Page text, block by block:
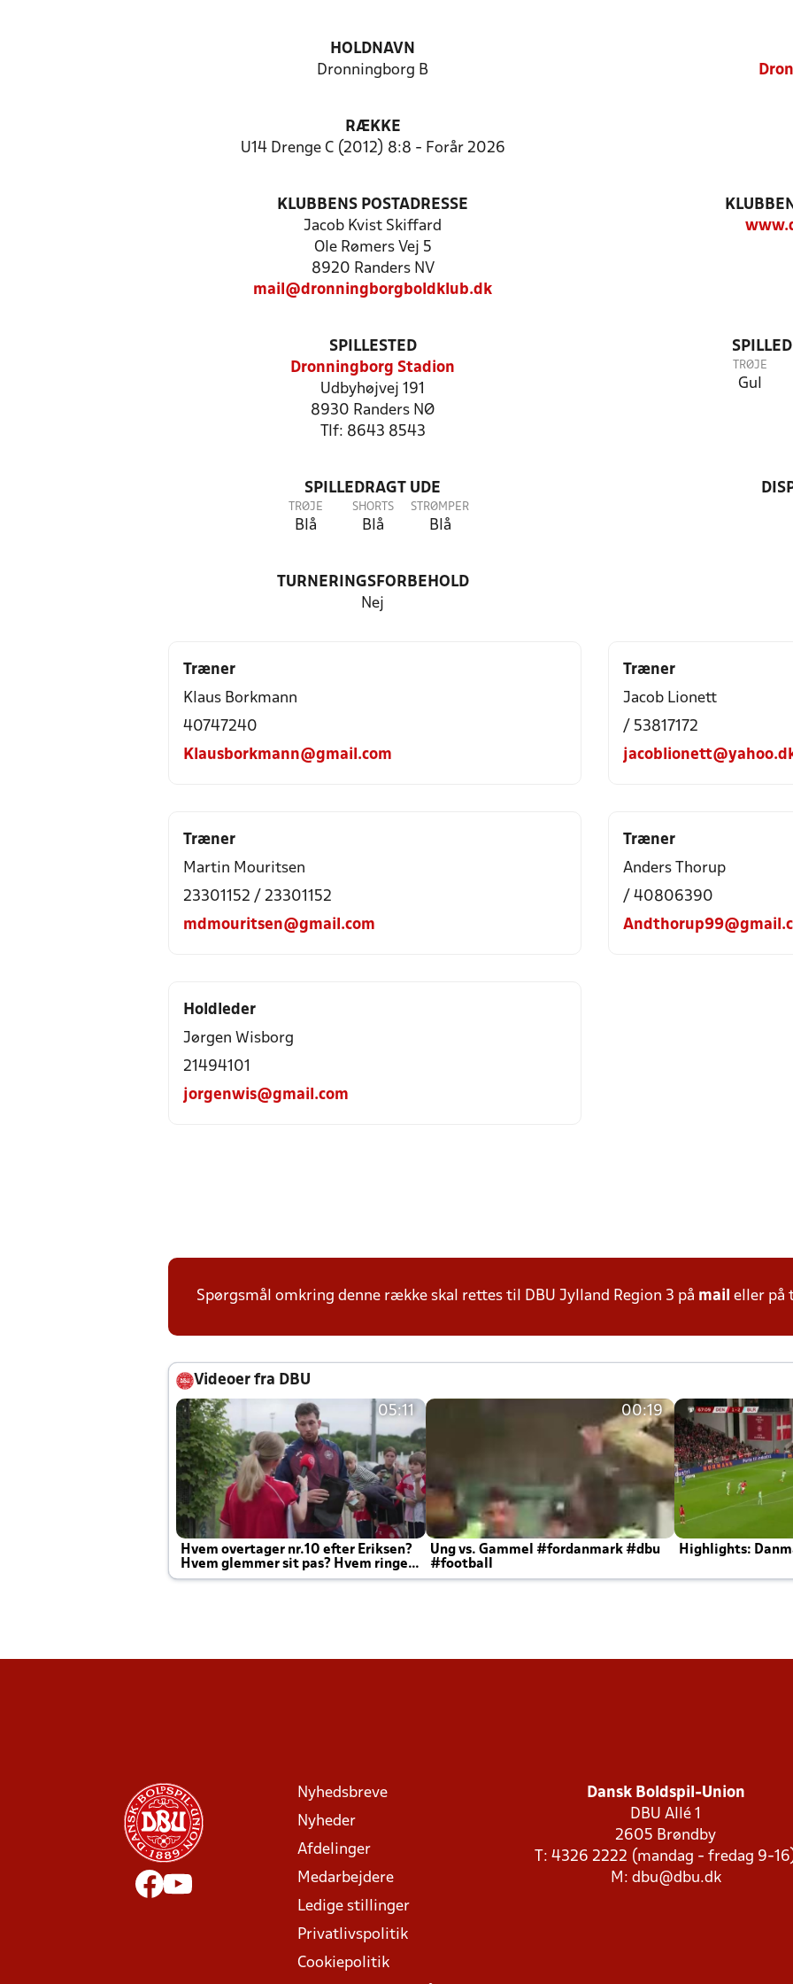
HOLDNAVN
Dronningborg B
RÆKKE
U14 Drenge C (2012) 8:8 - Forår 2026
KLUBBENS POSTADRESSE
Jacob Kvist Skiffard
Ole Rømers Vej 5
8920 Randers NV
mail@dronningborgboldklub.dk
SPILLESTED
Dronningborg Stadion
Udbyhøjvej 191
8930 Randers NØ
Tlf: 8643 8543
TRØJE
Gul
SPILLEDRAGT UDE
TRØJE
Blå
SHORTS
Blå
STRØMPER
Blå
TURNERINGSFORBEHOLD
Nej
Træner
Klaus Borkmann
40747240
Klausborkmann@gmail.com
Træner
Jacob Lionett
/ 53817172
Træner
Martin Mouritsen
23301152 / 23301152
mdmouritsen@gmail.com
Træner
Anders Thorup
/ 40806390
Holdleder
Jørgen Wisborg
21494101
jorgenwis@gmail.com
Spørgsmål omkring denne række skal rettes til DBU Jylland Region 3 på mail eller
Videoer fra DBU
05:11
Hvem overtager nr.10 efter Eriksen?
Hvem glemmer sit pas? Hvem ringer
Joachim altid til efter kampe?
00:19
Ung vs. Gammel #fordanmark #dbu
#football
Highlights:
Nyhedsbreve
Nyheder
Afdelinger
Medarbejdere
Ledige stillinger
Privatlivspolitik
Cookiepolitik
Dansk Boldspil-Union
DBU Allé 1
2605 Brøndby
T: 4326 2222 (mandag - fredag 9-
M: dbu@dbu.dk